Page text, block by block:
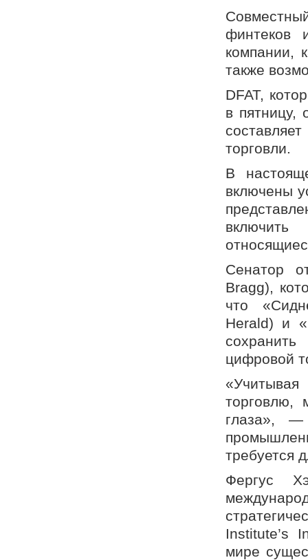
финтеков
компании,
также
DFAT,
в пятницу,
торговли.
В
включены
Сенатор
Bragg),
что
Herald) и
цифровой
торговлю,
глаза», —
требуется
Фергус
Institute’s
мире